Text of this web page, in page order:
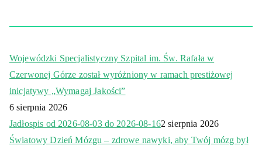
Wojewódzki Specjalistyczny Szpital im. Św. Rafała w
Czerwonej Górze został wyróżniony w ramach prestiżowej
inicjatywy „Wymagaj Jakości”
6 sierpnia 2026
Jadłospis od 2026-08-03 do 2026-08-162 sierpnia 2026
Światowy Dzień Mózgu – zdrowe nawyki, aby Twój mózg był